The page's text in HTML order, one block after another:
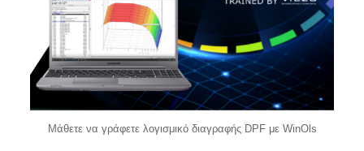
Μάθετε να γράφετε λογισμικό διαγραφής DPF με WinOls